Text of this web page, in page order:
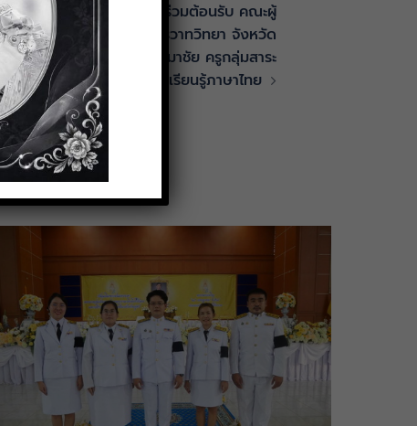
เละบุคลากรทางการศึกษา ร่วมต้อนรับ คณะผู้
จากโรงเรียนหนองใหญ่ศิริวรวาทวิทยา จังหวัด
ะมอบตัว นางสาวกมลพร สีมาชัย ครูกลุ่มสาระ
การเรียนรู้ภาษาไทย